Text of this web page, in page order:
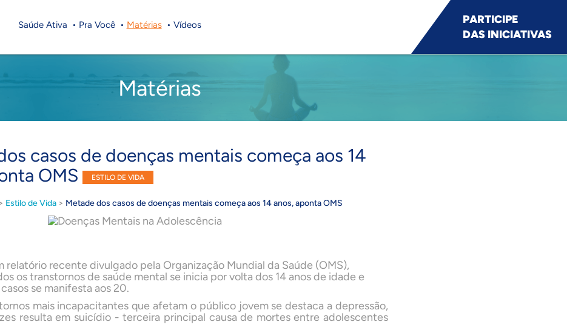
Saúde Ativa Pra Você Matérias Vídeos
PARTICIPE
DAS INICIATIVAS
Matérias
casos de doenças mentais começa aos 14
OMS
ESTILO DE VIDA
> Estilo de Vida > Metade dos casos de doenças mentais começa aos 14 anos, aponta OMS
relatório recente divulgado pela Organização Mundial da Saúde (OMS),
os transtornos de saúde mental se inicia por volta dos 14 anos de idade e
se manifesta aos 20.
mais incapacitantes que afetam o público jovem se destaca a depressão,
resulta em suicídio - terceira principal causa de mortes entre adolescentes